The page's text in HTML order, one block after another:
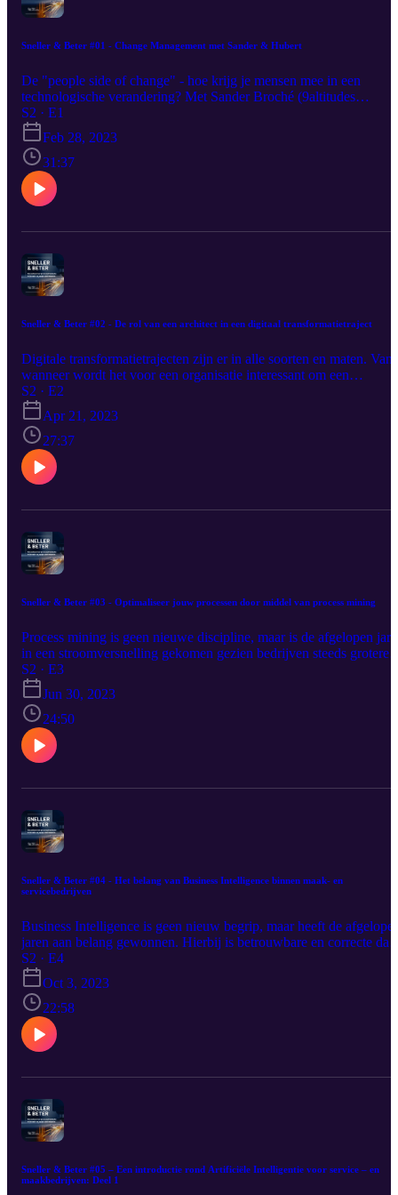
Sneller & Beter #01 - Change Management met Sander & Hubert
De "people side of change" - hoe krijg je mensen mee in een
technologische verandering? Met Sander Broché (9altitudes
consultant) en Hubert Vanhoe (docent en veranderingsstrateeg)
we dieper in op het hoe en waarom van change management in
digitale transformatietrajecten.
S2 · E1
Feb 28, 2023
31:37
Sneller & Beter #02 - De rol van een architect in een digitaal transformatietraject
Digitale transformatietrajecten zijn er in alle soorten en maten.
wanneer wordt het voor een organisatie interessant om een
enterprise of solution architect te betrekken? Ontdek het in de
nieuwe aflevering van "Sneller & Beter".
S2 · E2
Apr 21, 2023
27:37
Sneller & Beter #03 - Optimaliseer jouw processen door middel van process mining
Process mining is geen nieuwe discipline, maar is de afgelopen
in een stroomversnelling gekomen gezien bedrijven steeds grotere
hoeveelheden aan data verzamelen. Ontdek wat process mining
inhoudt en hoe je jouw processen verder kan optimaliseren op basis
van data.
S2 · E3
Jun 30, 2023
24:50
Sneller & Beter #04 - Het belang van Business Intelligence binnen maak- en
servicebedrijven
Business Intelligence is geen nieuw begrip, maar heeft de
jaren aan belang gewonnen. Hierbij is betrouwbare en correcte data
belangrijk. Ontdek het hoe en wat van Business Intelligence, de
uitdagingen en wat de toekomst nog in petto heeft.
S2 · E4
Oct 3, 2023
22:58
Sneller & Beter #05 – Een introductie rond Artificiële Intelligentie voor service – en
maakbedrijven: Deel 1